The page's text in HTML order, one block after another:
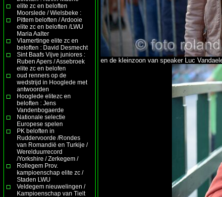
elite zc en beloften
Moorslede / Wielsbeke :
Pittem beloften / Ardooie
elite zc en beloften /LWU
Maria Aalter
Vlamertinge elite zc en
beloften : David Desmecht
Sint Baafs Vijve juniores :
Ruben Apers / Assebroek
elite zc en belofen
oud renners op de
wedstrijd in Hooglede met
antwoorden
Hooglede elitezc en
beloften : Jens
Vandenbogaerde
Nationale selectie
Europese spelen
PK beloften in
Ruddervoorde /Rondes
van Romandië en Turkije /
Werelduurrecord
/Yorkshire / Zerkegem /
Rollegem Prov.
kampioenschap elite zc /
Staden LWU
Veldegem nieuwelingen /
Kampioenschap van Tielt
en de kleinzoon van speaker Luc